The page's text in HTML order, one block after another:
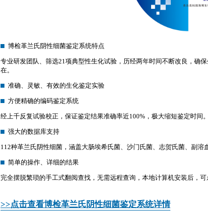
博检革兰氏阴性细菌鉴定系统特点
专业研发团队、筛选21项典型性生化试验，历经两年时间不断改良，确
在。
准确、灵敏、有效的生化鉴定实验
方便精确的编码鉴定系统
经上千反复试验校正，保证鉴定结果准确率近100%，极大缩短鉴定时间。
强大的数据库支持
112种革兰氏阴性细菌，涵盖大肠埃希氏菌、沙门氏菌、志贺氏菌、副溶
简单的操作、详细的结果
完全摆脱繁琐的手工式翻阅查找，无需远程查询，本地计算机安装后，可
>>点击查看博检革兰氏阴性细菌鉴定系统详情